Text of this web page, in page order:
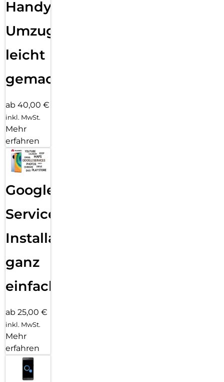
Handy
Umzug
leicht
gemacht!
ab 40,00 €
inkl. MwSt.
Mehr
erfahren
Google
Services
Installation
ganz
einfach
ab 25,00 €
inkl. MwSt.
Mehr
erfahren